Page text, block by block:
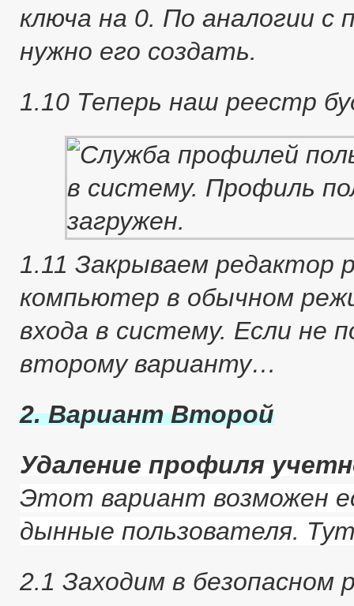
ключа на 0. По аналогии с
нужно его создать.
1.10 Теперь наш реестр
1.11 Закрываем редактор
компьютер в обычном
входа в систему. Если не
второму варианту…
2. Вариант Второй
Удаление профиля
Этот вариант возможен
дынные пользователя.
2.1 Заходим в